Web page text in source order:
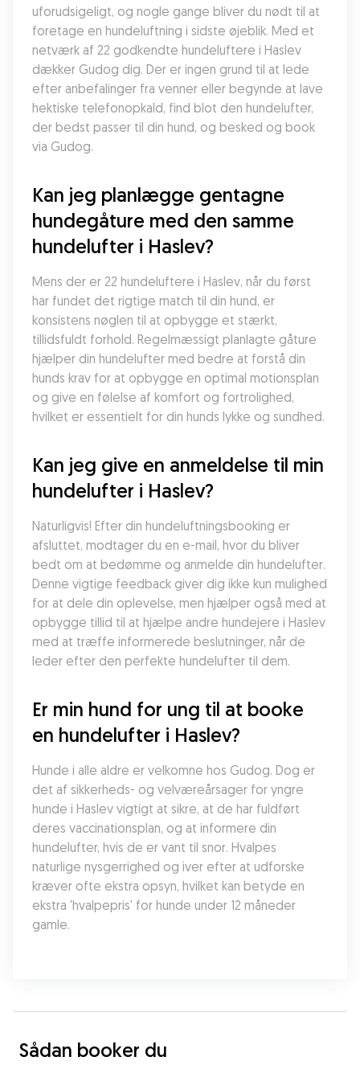
uforudsigeligt, og nogle gange bliver du nødt til at
foretage en hundeluftning i sidste øjeblik. Med et
netværk af 22 godkendte hundeluftere i Haslev
dækker Gudog dig. Der er ingen grund til at lede
efter anbefalinger fra venner eller begynde at lave
hektiske telefonopkald, find blot den hundelufter,
der bedst passer til din hund, og besked og book
via Gudog.
Kan jeg planlægge gentagne
hundegåture med den samme
hundelufter i Haslev?
Mens der er 22 hundeluftere i Haslev, når du først
har fundet det rigtige match til din hund, er
konsistens nøglen til at opbygge et stærkt,
tillidsfuldt forhold. Regelmæssigt planlagte gåture
hjælper din hundelufter med bedre at forstå din
hunds krav for at opbygge en optimal motionsplan
og give en følelse af komfort og fortrolighed,
hvilket er essentielt for din hunds lykke og sundhed.
Kan jeg give en anmeldelse til min
hundelufter i Haslev?
Naturligvis! Efter din hundeluftningsbooking er
afsluttet, modtager du en e-mail, hvor du bliver
bedt om at bedømme og anmelde din hundelufter.
Denne vigtige feedback giver dig ikke kun mulighed
for at dele din oplevelse, men hjælper også med at
opbygge tillid til at hjælpe andre hundejere i Haslev
med at træffe informerede beslutninger, når de
leder efter den perfekte hundelufter til dem.
Er min hund for ung til at booke
en hundelufter i Haslev?
Hunde i alle aldre er velkomne hos Gudog. Dog er
det af sikkerheds- og velværeårsager for yngre
hunde i Haslev vigtigt at sikre, at de har fuldført
deres vaccinationsplan, og at informere din
hundelufter, hvis de er vant til snor. Hvalpes
naturlige nysgerrighed og iver efter at udforske
kræver ofte ekstra opsyn, hvilket kan betyde en
ekstra 'hvalpepris' for hunde under 12 måneder
gamle.
Sådan booker du